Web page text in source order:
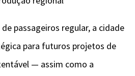
passageiros regular, a cidade
para futuros projetos de
— assim como a